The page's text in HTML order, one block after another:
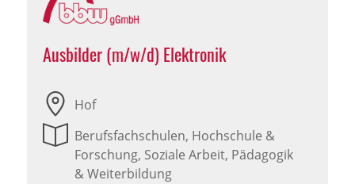
Ausbilder (m/w/d) Elektronik
Hof
Berufsfachschulen, Hochschule &
Forschung, Soziale Arbeit, Pädagogik
& Weiterbildung